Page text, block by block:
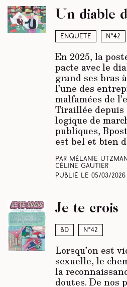
Enquête N°42
Un diable
En 2025, la
pacte avec le
grand ses bras
l’une des
malfamées de
Tiraillée depuis
logique de
publiques,
est bel et bien
Par Mélanie
Céline Gautier
Publié le 05/03/2026
BD N°42
Je te crois
Lorsqu’on est
sexuelle, le
la
doutes. De nos